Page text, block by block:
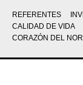
REFERENTES
CALIDAD DE VIDA
CORAZÓN DEL